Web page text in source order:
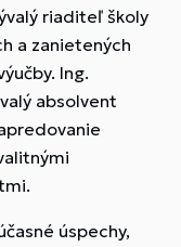
riaditeľ školy
a zanietených
Ing.
absolvent
úspechy,